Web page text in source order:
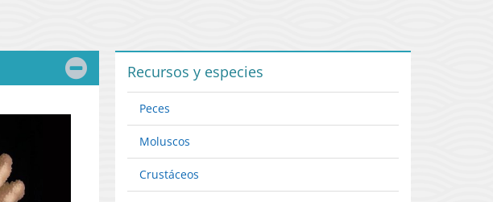
Recursos y especies
Peces
Moluscos
Crustáceos